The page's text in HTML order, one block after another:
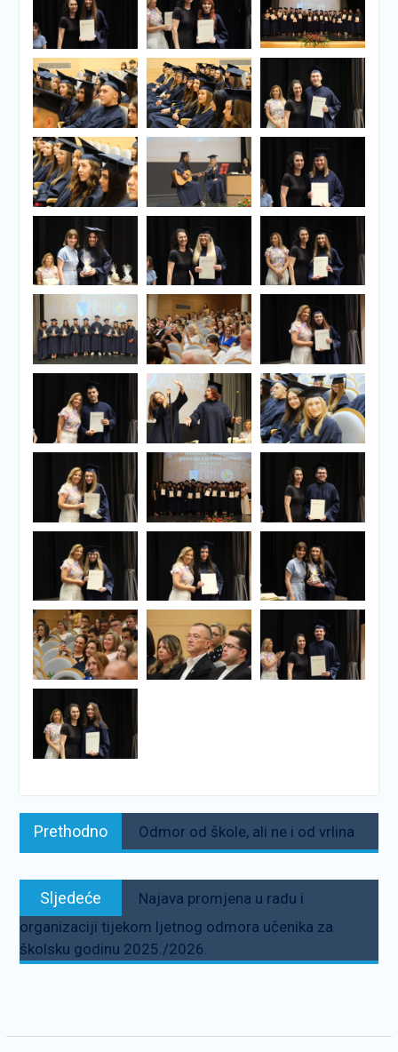
Navigacija
objava
Prethodno Odmor od škole, ali ne i od vrlina
Sljedeće
Najava promjena u radu i
organizaciji tijekom ljetnog odmora učenika za
školsku godinu 2025./2026.